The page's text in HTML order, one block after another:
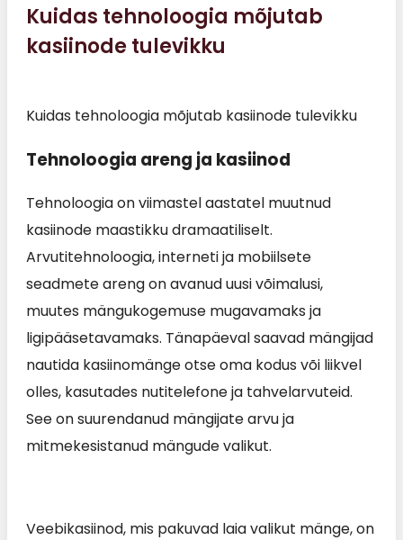
Kuidas tehnoloogia mõjutab
kasiinode tulevikku
Kuidas tehnoloogia mõjutab kasiinode tulevikku
Tehnoloogia areng ja kasiinod
Tehnoloogia on viimastel aastatel muutnud
kasiinode maastikku dramaatiliselt.
Arvutitehnoloogia, interneti ja mobiilsete
seadmete areng on avanud uusi võimalusi,
muutes mängukogemuse mugavamaks ja
ligipääsetavamaks. Tänapäeval saavad mängijad
nautida kasiinomänge otse oma kodus või liikvel
olles, kasutades nutitelefone ja tahvelarvuteid.
See on suurendanud mängijate arvu ja
mitmekesistanud mängude valikut.
Veebikasiinod, mis pakuvad laia valikut mänge, on